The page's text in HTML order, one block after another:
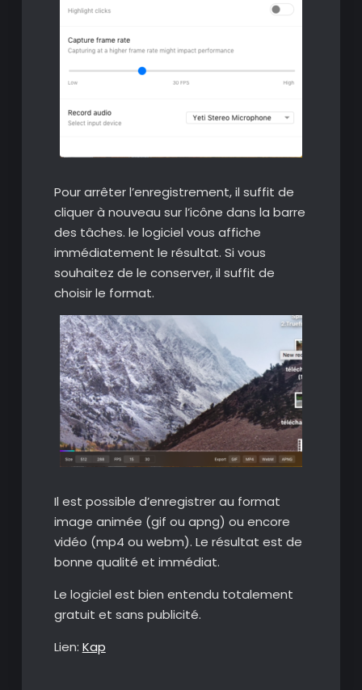
Pour arrêter l’enregistrement, il suffit de
cliquer à nouveau sur l’icône dans la barre
des tâches. le logiciel vous affiche
immédiatement le résultat. Si vous
souhaitez de le conserver, il suffit de
choisir le format.
Il est possible d’enregistrer au format
image animée (gif ou apng) ou encore
vidéo (mp4 ou webm). Le résultat est de
bonne qualité et immédiat.
Le logiciel est bien entendu totalement
gratuit et sans publicité.
Lien: Kap